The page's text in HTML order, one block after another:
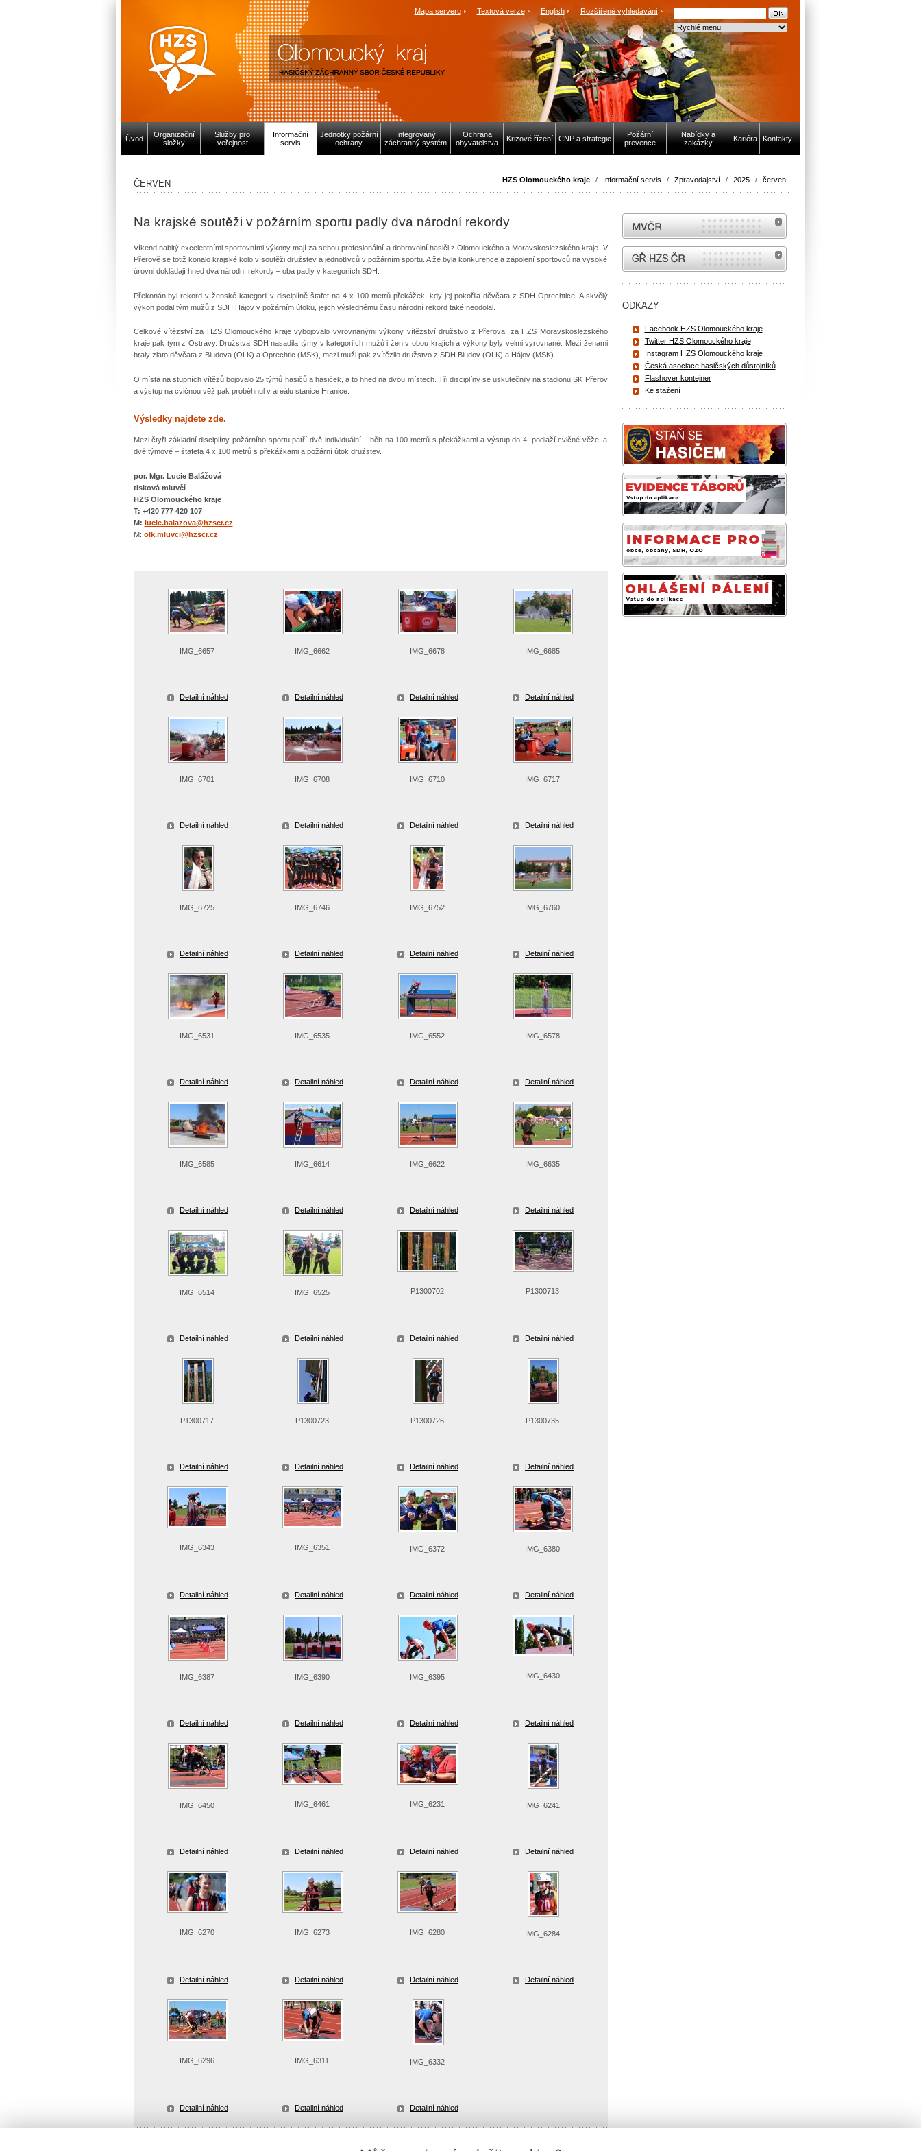
Mapa serveru Textová verze English Rozšířené vyhledávání
Úvod
Organizační
složky
Služby pro
veřejnost
Informační
servis
Jednotky požární
ochrany
Integrovaný
záchranný systém
Ochrana
obyvatelstva
Krizové řízení CNP a strategie
Požární
prevence
Nabídky a
zakázky
Kariéra Kontakty
HZS Olomouckého kraje / Informační servis / Zpravodajství / 2025 / červen
ČERVEN
Na krajské soutěži v požárním sportu padly dva národní rekordy
Víkend nabitý excelentními sportovními výkony mají za sebou profesionální a dobrovolní hasiči z Olomouckého a Moravskoslezského kraje. V
Přerově se totiž konalo krajské kolo v soutěži družstev a jednotlivců v požárním sportu. A že byla konkurence a zápolení sportovců na vysoké
úrovni dokládají hned dva národní rekordy – oba padly v kategoriích SDH.
Překonán byl rekord v ženské kategorii v disciplíně štafet na 4 x 100 metrů překážek, kdy jej pokořila děvčata z SDH Oprechtice. A skvělý
výkon podal tým mužů z SDH Hájov v požárním útoku, jejich výslednému času národní rekord také neodolal.
Celkové vítězství za HZS Olomouckého kraje vybojovalo vyrovnanými výkony vítězství družstvo z Přerova, za HZS Moravskoslezského
kraje pak tým z Ostravy. Družstva SDH nasadila týmy v kategoriích mužů i žen v obou krajích a výkony byly velmi vyrovnané. Mezi ženami
braly zlato děvčata z Bludova (OLK) a Oprechtic (MSK), mezi muži pak zvítězilo družstvo z SDH Bludov (OLK) a Hájov (MSK).
O místa na stupních vítězů bojovalo 25 týmů hasičů a hasiček, a to hned na dvou místech. Tři disciplíny se uskutečnily na stadionu SK Přerov
a výstup na cvičnou věž pak proběhnul v areálu stanice Hranice.
Výsledky najdete zde.
Mezi čtyři základní disciplíny požárního sportu patří dvě individuální – běh na 100 metrů s překážkami a výstup do 4. podlaží cvičné věže, a
dvě týmové – štafeta 4 x 100 metrů s překážkami a požární útok družstev.
por. Mgr. Lucie Balážová
tisková mluvčí
HZS Olomouckého kraje
T: +420 777 420 107
M: lucie.balazova@hzscr.cz
M: olk.mluvci@hzscr.cz
IMG_6657
Detailní náhled
IMG_6662
Detailní náhled
IMG_6678
Detailní náhled
IMG_6685
Detailní náhled
IMG_6701
Detailní náhled
IMG_6708
Detailní náhled
IMG_6710
Detailní náhled
IMG_6717
Detailní náhled
IMG_6725
Detailní náhled
IMG_6746
Detailní náhled
IMG_6752
Detailní náhled
IMG_6760
Detailní náhled
IMG_6531
Detailní náhled
IMG_6535
Detailní náhled
IMG_6552
Detailní náhled
IMG_6578
Detailní náhled
IMG_6585
Detailní náhled
IMG_6614
Detailní náhled
IMG_6622
Detailní náhled
IMG_6635
Detailní náhled
IMG_6514
Detailní náhled
IMG_6525
Detailní náhled
P1300702
Detailní náhled
P1300713
Detailní náhled
P1300717
Detailní náhled
P1300723
Detailní náhled
P1300726
Detailní náhled
P1300735
Detailní náhled
IMG_6343
Detailní náhled
IMG_6351
Detailní náhled
IMG_6372
Detailní náhled
IMG_6380
Detailní náhled
IMG_6387
Detailní náhled
IMG_6390
Detailní náhled
IMG_6395
Detailní náhled
IMG_6430
Detailní náhled
IMG_6450
Detailní náhled
IMG_6461
Detailní náhled
IMG_6231
Detailní náhled
IMG_6241
Detailní náhled
IMG_6270
Detailní náhled
IMG_6273
Detailní náhled
IMG_6280
Detailní náhled
IMG_6284
Detailní náhled
IMG_6296
Detailní náhled
IMG_6311
Detailní náhled
IMG_6332
Detailní náhled
MVČR
internetové stránky Hasiči ČR
ODKAZY
Facebook HZS Olomouckého kraje
Twitter HZS Olomouckého kraje
Instagram HZS Olomouckého kraje
Česká asociace hasičských důstojníků
Flashover kontejner
Ke stažení